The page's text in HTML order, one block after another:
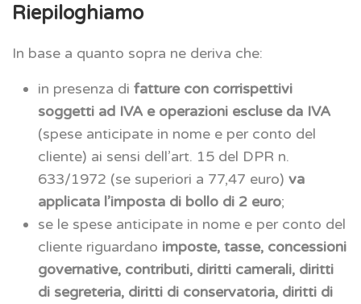
Riepiloghiamo
In base a quanto sopra ne deriva che:
in presenza di fatture con corrispettivi
soggetti ad IVA e operazioni escluse da IVA
(spese anticipate in nome e per conto del
cliente) ai sensi dell’art. 15 del DPR n.
633/1972 (se superiori a 77,47 euro) va
applicata l’imposta di bollo di 2 euro;
se le spese anticipate in nome e per conto del
cliente riguardano imposte, tasse, concessioni
governative, contributi, diritti camerali, diritti
di segreteria, diritti di conservatoria, diritti di